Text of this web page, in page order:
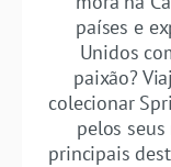
países e
Unidos
paixão?
colecionar
pelos
principais